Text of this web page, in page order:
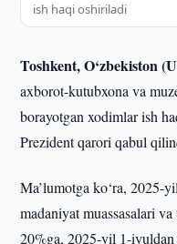
ish haqi oshiriladi
Toshkent, O‘zbekiston
axborot-kutubxona va
borayotgan xodimlar ish
Prezident qarori qabul
Ma’lumotga ko‘ra, 2025-
madaniyat muassasalari
20%ga, 2025-yil 1-